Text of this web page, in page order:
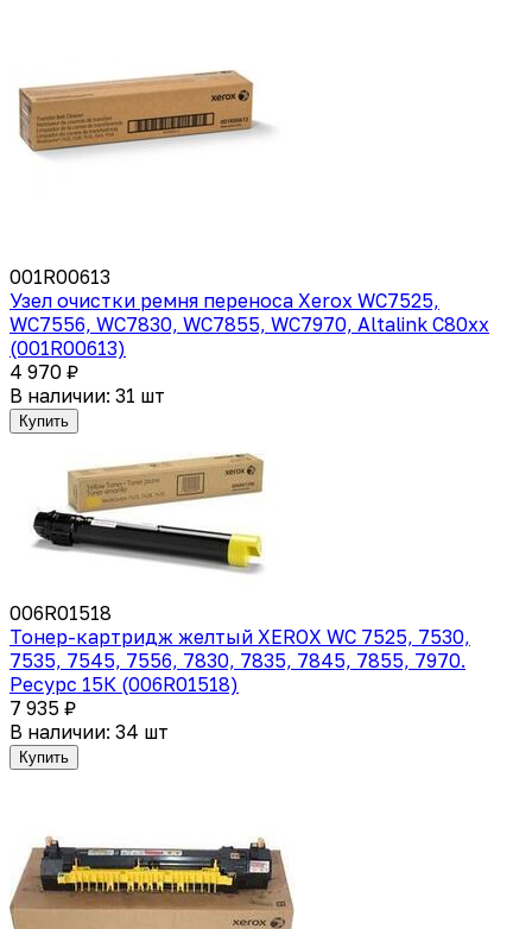
001R00613
Узел очистки ремня переноса Xerox WC7525,
WC7556, WC7830, WC7855, WC7970, Altalink C80xx
(001R00613)
4 970 ₽
В наличии: 31 шт
Купить
006R01518
Тонер-картридж желтый XEROX WC 7525, 7530,
7535, 7545, 7556, 7830, 7835, 7845, 7855, 7970.
Ресурс 15К (006R01518)
7 935 ₽
В наличии: 34 шт
Купить